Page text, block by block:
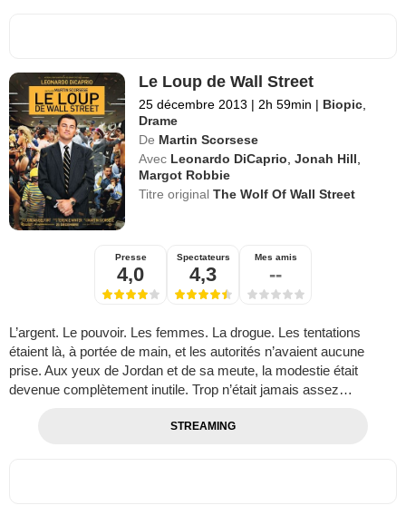
Le Loup de Wall Street
25 décembre 2013 | 2h 59min | Biopic
Drame
De Martin Scorsese
Avec Leonardo DiCaprio ,Jonah Hill
Margot Robbie
Titre originalThe Wolf Of Wall Street
Presse
4,0
Spectateurs
4,3
Mes amis
--
L’argent. Le pouvoir. Les femmes. La drogue. Les tentations
étaient là, à portée de main, et les autorités n’avaient aucune
prise. Aux yeux de Jordan et de sa meute, la modestie était
devenue complètement inutile. Trop n’était jamais assez…
STREAMING